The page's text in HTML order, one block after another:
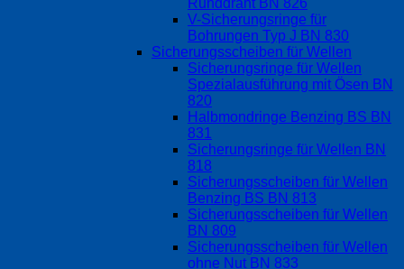
Runddraht BN 826
V-Sicherungsringe für
Bohrungen Typ J BN 830
Sicherungsscheiben für Wellen
Sicherungsringe für Wellen
Spezialausführung mit Ösen BN
820
Halbmondringe Benzing BS BN
831
Sicherungsringe für Wellen BN
818
Sicherungsscheiben für Wellen
Benzing BS BN 813
Sicherungsscheiben für Wellen
BN 809
Sicherungsscheiben für Wellen
ohne Nut BN 833